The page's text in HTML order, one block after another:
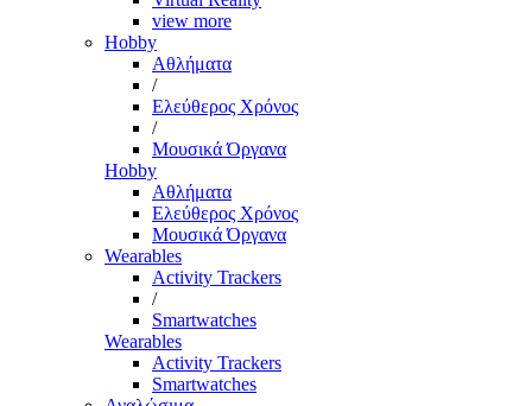
view more
Hobby
Αθλήματα
/
Ελεύθερος Χρόνος
/
Μουσικά Όργανα
Hobby
Αθλήματα
Ελεύθερος Χρόνος
Μουσικά Όργανα
Wearables
Activity Trackers
/
Smartwatches
Wearables
Activity Trackers
Smartwatches